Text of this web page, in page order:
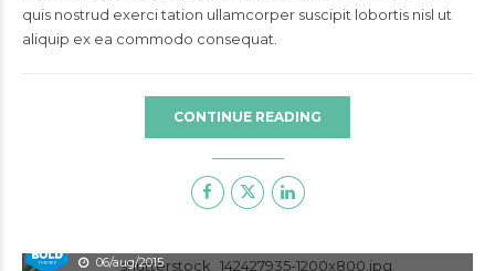
quis nostrud exerci tation ullamcorper suscipit lobortis nisl ut
aliquip ex ea commodo consequat.
CONTINUE READING
06/aug/2015